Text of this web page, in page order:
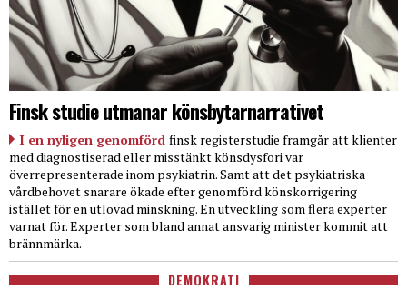
Finsk studie utmanar könsbytarnarrativet
I en nyligen genomförd finsk registerstudie framgår att klienter
med diagnostiserad eller misstänkt könsdysfori var
överrepresenterade inom psykiatrin. Samt att det psykiatriska
vårdbehovet snarare ökade efter genomförd könskorrigering
istället för en utlovad minskning. En utveckling som flera experter
varnat för. Experter som bland annat ansvarig minister kommit att
brännmärka.
DEMOKRATI